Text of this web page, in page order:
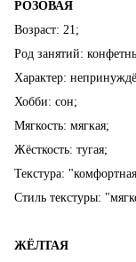
РОЗОВАЯ
Возраст: 21;
Род занятий:
Характер:
Хобби: сон;
Мягкость: мягкая;
Жёсткость: тугая;
Текстура:
Стиль текстуры:
ЖЁЛТАЯ